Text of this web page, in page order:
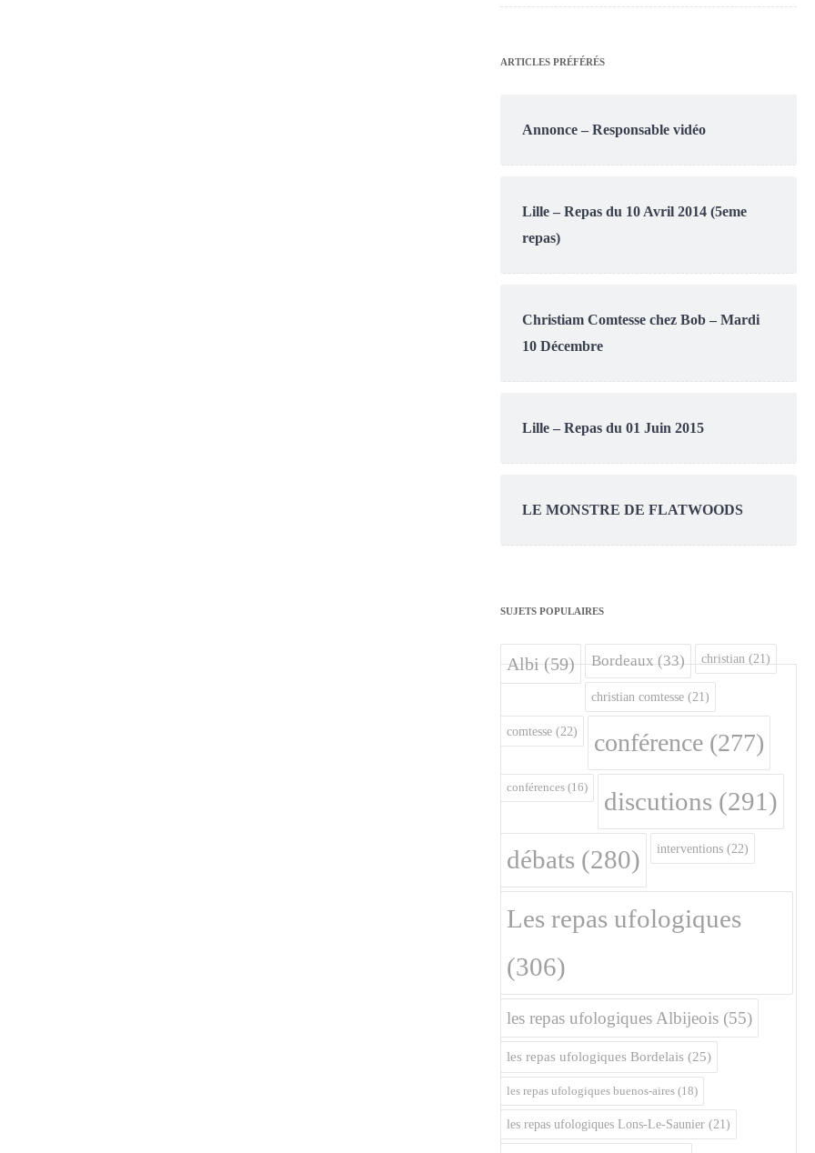
ARTICLES PRÉFÉRÉS
Annonce – Responsable vidéo
Lille – Repas du 10 Avril 2014 (5eme
repas)
Christiam Comtesse chez Bob – Mardi
10 Décembre
Lille – Repas du 01 Juin 2015
LE MONSTRE DE FLATWOODS
SUJETS POPULAIRES
Albi(59) Bordeaux(33) christian (21)
christian comtesse (21)
comtesse (22) conférence (277)
conférences (16) discutions (291)
débats (280) interventions (22)
Les repas ufologiques
(306)
les repas ufologiques Albijeois (55)
les repas ufologiques Bordelais (25)
les repas ufologiques buenos-aires (18)
les repas ufologiques Lons-Le-Saunier (21)